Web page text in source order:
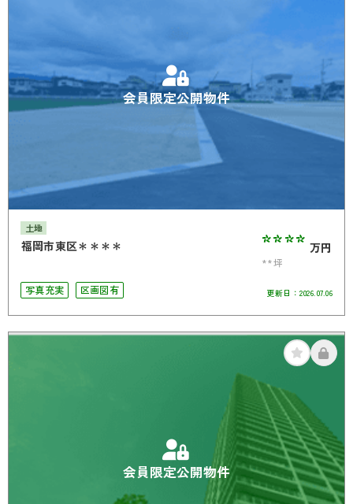
会員限定公開物件
土地
福岡市東区＊＊＊＊ **** 万円
**坪
写真充実
区画図有 更新日： 2026.07.06
会員限定公開物件